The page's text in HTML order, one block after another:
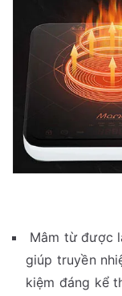
Mâm từ được
giúp truyền
kiệm đáng kể